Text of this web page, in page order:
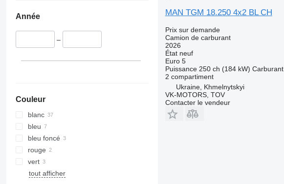
Année
–
Couleur
blanc
bleu
bleu foncé
rouge
vert
tout afficher
MAN TGM 18.250 4x2 BL CH
Prix sur demande
Camion de carburant
2026
Étatneuf
Euro 5
Puissance 250 ch (184 kW) Carburant
2 compartiment
Ukraine, Khmelnytskyi
VK-MOTORS, TOV
Contacter le vendeur